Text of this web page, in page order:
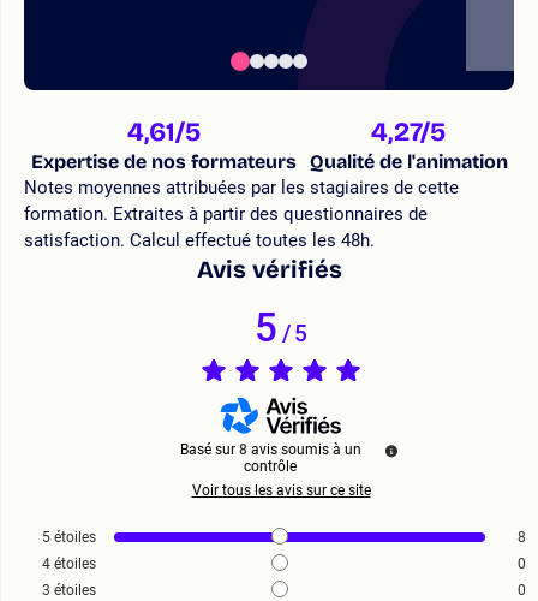
4,61/5
Expertise de nos formateurs
4,27/5
Qualité de l'animation
Notes moyennes attribuées par les stagiaires de cette
formation. Extraites à partir des questionnaires de
satisfaction. Calcul effectué toutes les 48h.
Avis vérifiés
5/5
Basé sur 8 avis soumis à un
contrôle
Voir tous les avis sur ce site
5 étoiles
8
4 étoiles
0
3 étoiles
0